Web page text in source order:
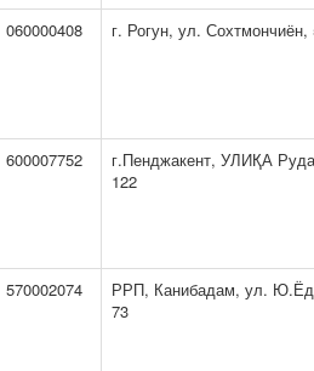
060000408 г. Рогун, ул. Сохтмончиён,
600007752
г.Пенджакент, УЛИҚА
122
570002074
РРП, Канибадам, ул.
73